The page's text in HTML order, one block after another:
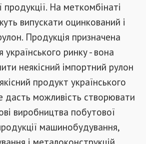
На меткомбінаті
випускати оцинкований і
Продукція призначена
ринку - вона
неякісний імпортний рулон
продукт українського
дасть можливість створювати
виробництва побутової
машинобудування,